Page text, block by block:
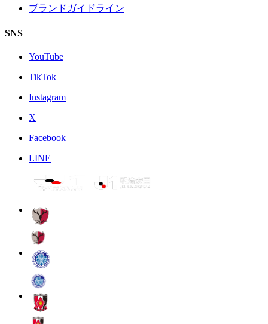
ブランドガイドライン
SNS
YouTube
TikTok
Instagram
X
Facebook
LINE